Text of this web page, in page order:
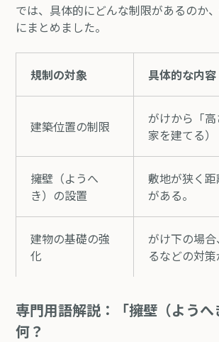
では、具体的にどんな制限があるのか
にまとめました。
規制の対象 具体的な内
建築位置の制限
がけから「
家を建てる）
擁壁（ようへ
き）の設置
敷地が狭く
がある。
建物の基礎の強
化
がけ下の場
るなどの対策
専門用語解説：「擁壁（ようへ
何？